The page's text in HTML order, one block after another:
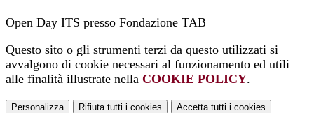
Open Day ITS presso Fondazione TAB
Questo sito o gli strumenti terzi da questo utilizzati si
avvalgono di cookie necessari al funzionamento ed utili
alle finalità illustrate nella COOKIE POLICY.
Personalizza Rifiuta tutti i cookies Accetta tutti i cookies